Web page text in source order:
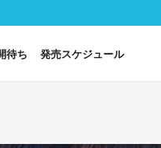
待ち 発売スケジュール